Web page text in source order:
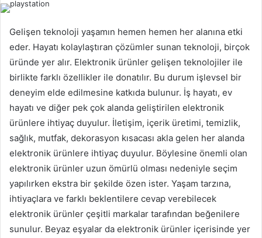
Gelişen teknoloji yaşamın hemen hemen her alanına etki
eder. Hayatı kolaylaştıran çözümler sunan teknoloji, birçok
üründe yer alır. Elektronik ürünler gelişen teknolojiler ile
birlikte farklı özellikler ile donatılır. Bu durum işlevsel bir
deneyim elde edilmesine katkıda bulunur. İş hayatı, ev
hayatı ve diğer pek çok alanda geliştirilen elektronik
ürünlere ihtiyaç duyulur. İletişim, içerik üretimi, temizlik,
sağlık, mutfak, dekorasyon kısacası akla gelen her alanda
elektronik ürünlere ihtiyaç duyulur. Böylesine önemli olan
elektronik ürünler uzun ömürlü olması nedeniyle seçim
yapılırken ekstra bir şekilde özen ister. Yaşam tarzına,
ihtiyaçlara ve farklı beklentilere cevap verebilecek
elektronik ürünler çeşitli markalar tarafından beğenilere
sunulur. Beyaz eşyalar da elektronik ürünler içerisinde yer